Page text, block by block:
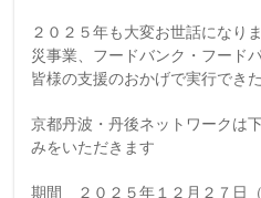
２０２５年も大変お世話になり
災事業、フードバンク・フード
皆様の支援のおかげで実行でき
京都丹波・丹後ネットワークは
みをいただきます
期間 ２０２５年１２月２７日